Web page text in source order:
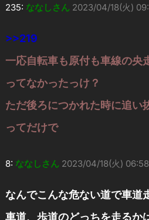
235: ななしさん 2023/04/18(火)
>>219
一応自転車も原付も車線の央
ってなかったっけ？
ただ後ろにつかれた時に追い
ってだけで
8: ななしさん 2023/04/18(火)
なんでこんな危ない道で車道
車道、歩道のどっちを走るか